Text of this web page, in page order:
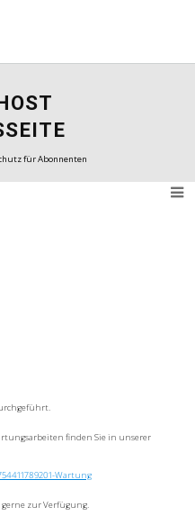
für Abonnenten
finden Sie in unserer
Wartung
zur Verfügung.